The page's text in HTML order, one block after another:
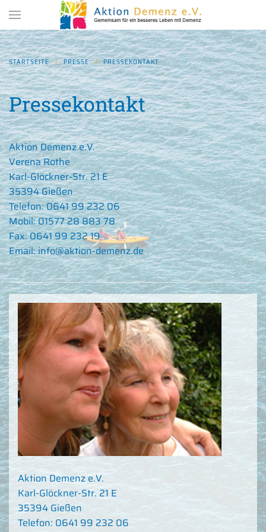
Zum Hauptinhalt springen
STARTSEITE PRESSE PRESSEKONTAKT
Pressekontakt
Aktion Demenz e.V.
Verena Rothe
Karl-Glöckner-Str. 21 E
35394 Gießen
Telefon: 0641 99 232 06
Mobil: 01577 28 883 78
Fax: 0641 99 232 19
Email:info@aktion-demenz.de
Aktion Demenz e.V.
Karl-Glöckner-Str. 21 E
35394 Gießen
Telefon: 0641 99 232 06